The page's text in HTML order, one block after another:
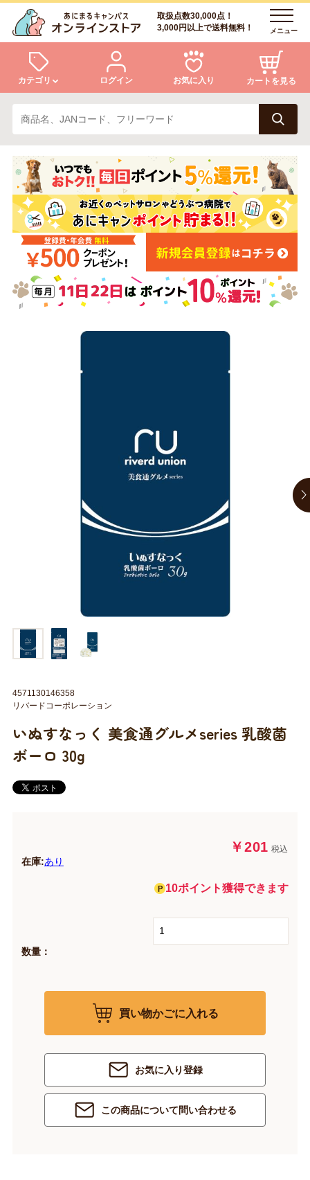
取扱点数30,000点！
3,000円以上で送料無料！
メニュー
カテゴリ
犬 猫
小動物・鳥 アクア・爬虫類・昆虫
ドッグフード キャットフード
美容・ケア用品 服・おさんぽ用品
ログイン お気に入り カートを見る
ログイン
会員登録
あにまるキャンパスについて
アフターサービス
商品リクエスト
いぬすなっく 美食通グルメseries 乳酸菌
ボーロ 30g
￥201 税込
在庫:あり
10ポイント獲得できます
数量：
買い物かごに入れる
お気に入り登録
この商品について問い合わせる
4571130146358
リバードコーポレーション